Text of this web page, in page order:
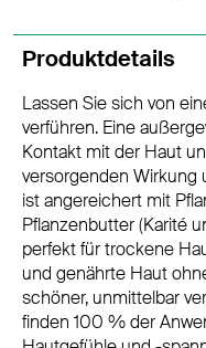
Produktdetails
Lassen Sie sich von
verführen. Eine
Kontakt mit der Haut
versorgenden Wirkung
ist angereichert mit
Pflanzenbutter (Karité
perfekt für trockene
und genährte Haut
schöner, unmittelbar
finden 100 % der